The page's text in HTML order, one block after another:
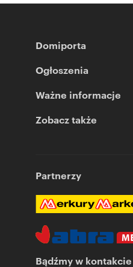
Domiporta
Ogłoszenia
Ważne informacje
Zobacz także
Partnerzy
Bądźmy w kontakcie